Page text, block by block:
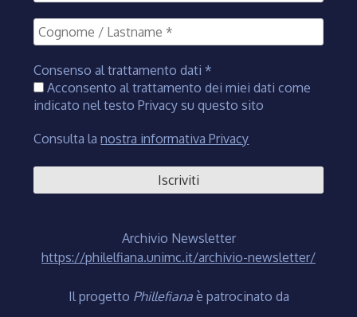
Consenso al trattamento dati *
Acconsento al trattamento dei miei dati come
indicato nel testo Privacy su questo sito
Consulta lanostra informativa Privacy
Archivio Newsletter
https://philelfiana.unimc.it/archivio-newsletter/
Il progetto Phillefiana è patrocinato da